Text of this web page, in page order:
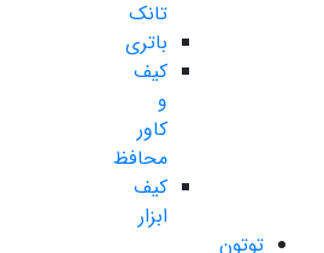
تانک
باتری
کیف
و
کاور
محافظ
کیف
ابزار
توتون